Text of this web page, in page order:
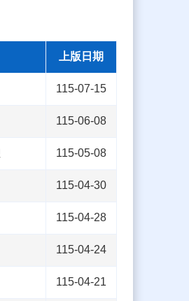
上版日期
115-07-15
115-06-08
115-05-08
115-04-30
115-04-28
115-04-24
115-04-21